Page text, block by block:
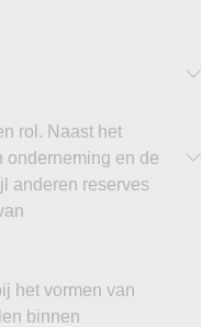
rol. Naast het
onderneming en de
anderen reserves
het vormen van
binnen